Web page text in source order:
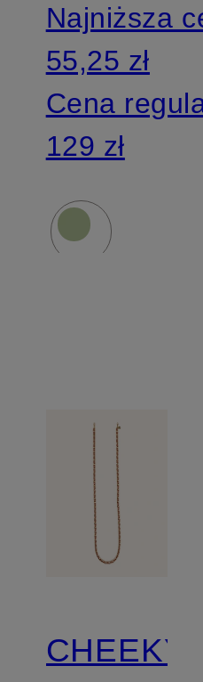
Najniższa
55,25 zł
Cena
129 zł
CHEEKY